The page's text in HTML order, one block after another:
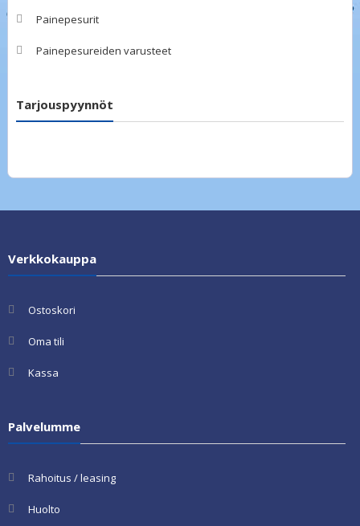
Painepesurit
Painepesureiden varusteet
Tarjouspyynnöt
Verkkokauppa
Ostoskori
Oma tili
Kassa
Palvelumme
Rahoitus / leasing
Huolto